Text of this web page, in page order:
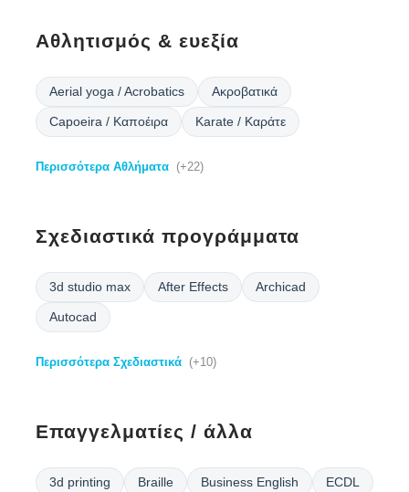
Αθλητισμός & ευεξία
Aerial yoga / Acrobatics Ακροβατικά
Capoeira / Καποέιρα Karate / Καράτε
Περισσότερα Αθλήματα (+22)
Σχεδιαστικά προγράμματα
3d studio max After Effects Archicad
Autocad
Περισσότερα Σχεδιαστικά (+10)
Επαγγελματίες / άλλα
3d printing Braille Business English ECDL